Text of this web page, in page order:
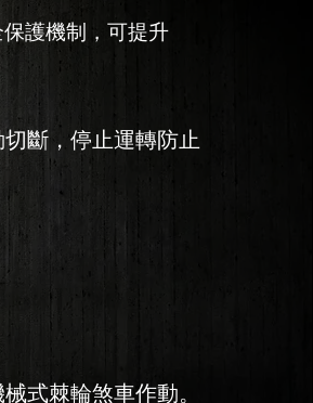
護機制，可提升
斷，停止運轉防止
式棘輪煞車作動。